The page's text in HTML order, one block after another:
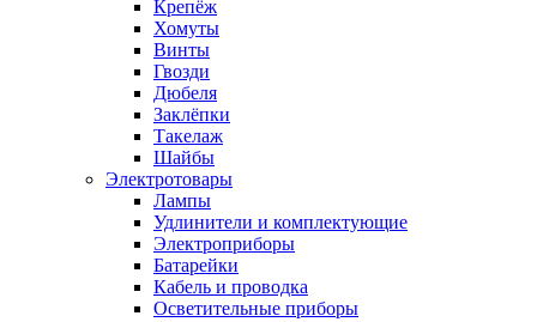
Крепёж
Хомуты
Винты
Гвозди
Дюбеля
Заклёпки
Такелаж
Шайбы
Электротовары
Лампы
Удлинители и комплектующие
Электроприборы
Батарейки
Кабель и проводка
Осветительные приборы